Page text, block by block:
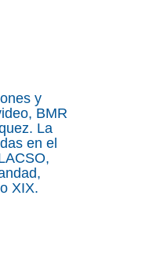
y
BMR
La
en el
XIX.